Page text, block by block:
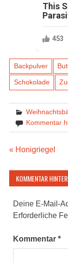
This
453
Backpulver
Schokolade
Kommentar
« Honigriegel
KOMMENTAR
Deine E-Mail-
Erforderliche
Kommentar*